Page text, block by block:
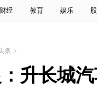
财经 教育 娱乐
条 >
升长城